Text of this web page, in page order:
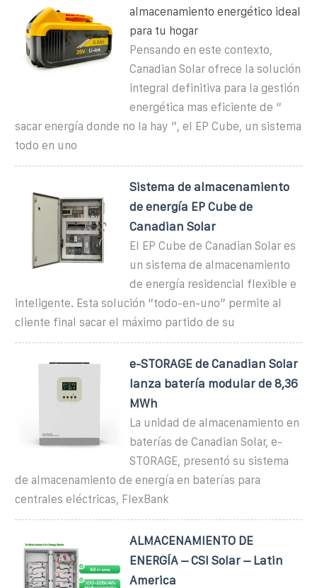
almacenamiento energético ideal
para tu hogar
Pensando en este contexto,
Canadian Solar ofrece la solución
integral definitiva para la gestión
energética mas eficiente de “
sacar energía donde no la hay ”, el EP Cube, un sistema
todo en uno
Sistema de almacenamiento
de energía EP Cube de
Canadian Solar
El EP Cube de Canadian Solar es
un sistema de almacenamiento
de energía residencial flexible e
inteligente. Esta solución “todo-en-uno” permite al
cliente final sacar el máximo partido de su
e-STORAGE de Canadian Solar
lanza batería modular de 8,36
MWh
La unidad de almacenamiento en
baterías de Canadian Solar, e-
STORAGE, presentó su sistema
de almacenamiento de energía en baterías para
centrales eléctricas, FlexBank
ALMACENAMIENTO DE
ENERGÍA – CSI Solar – Latin
America